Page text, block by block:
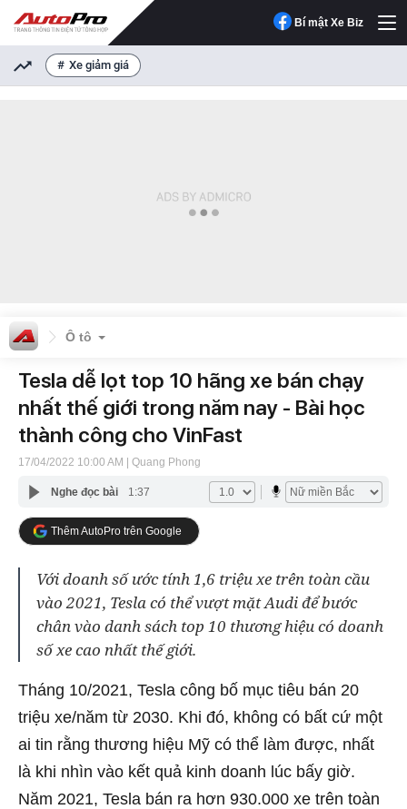
Bí mật Xe Biz
Xe giảm giá
Ô tô
Tesla dễ lọt top 10 hãng xe bán chạy
nhất thế giới trong năm nay - Bài học
thành công cho VinFast
17/04/2022 10:00 AM | Quang Phong
Nghe đọc bài 1:37
Thêm AutoPro trên Google
Với doanh số ước tính 1,6 triệu xe trên toàn cầu
vào 2021, Tesla có thể vượt mặt Audi để bước
chân vào danh sách top 10 thương hiệu có doanh
số xe cao nhất thế giới.
Tháng 10/2021, Tesla công bố mục tiêu bán 20
triệu xe/năm từ 2030. Khi đó, không có bất cứ một
ai tin rằng thương hiệu Mỹ có thể làm được, nhất
là khi nhìn vào kết quả kinh doanh lúc bấy giờ.
Năm 2021, Tesla bán ra hơn 930.000 xe trên toàn